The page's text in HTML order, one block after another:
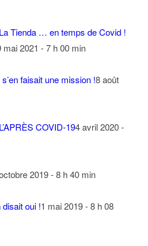
Tienda … en temps de Covid !
mai 2021 - 7 h 00 min
faisait une mission !8 août
COVID-194 avril 2020 -
2019 - 8 h 40 min
oui !1 mai 2019 - 8 h 08